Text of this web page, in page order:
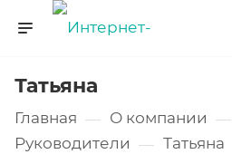
Татьяна
Главная — О компании —
Руководители — Татьяна